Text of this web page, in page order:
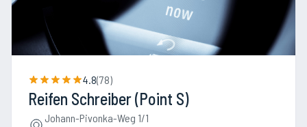
4.8(78)
Reifen Schreiber (Point S)
Johann-Pivonka-Weg 1/1